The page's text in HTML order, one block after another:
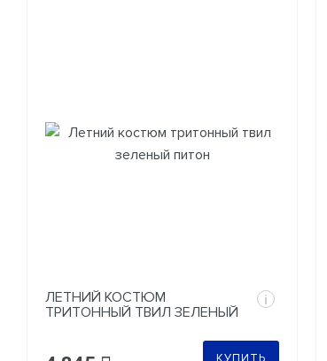
ЛЕТНИЙ КОСТЮМ
ТРИТОННЫЙ ТВИЛ ЗЕЛЕНЫЙ
i